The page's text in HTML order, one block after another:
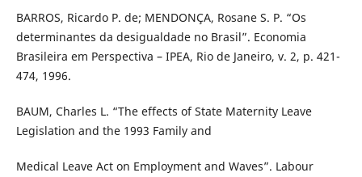
BARROS, Ricardo P. de; MENDONÇA, Rosane S. P. “Os
determinantes da desigualdade no Brasil”. Economia
Brasileira em Perspectiva – IPEA, Rio de Janeiro, v. 2, p. 421-
474, 1996.
BAUM, Charles L. “The effects of State Maternity Leave
Legislation and the 1993 Family and
Medical Leave Act on Employment and Waves”. Labour